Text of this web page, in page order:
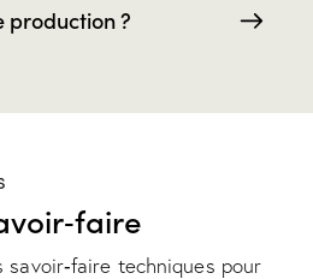
production ?
techniques pour